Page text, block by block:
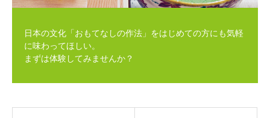
日本の文化「おもてなしの作法」をはじめての方にも気軽
に味わってほしい。
まずは体験してみませんか？